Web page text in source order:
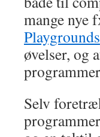
mange nye
Playgrounds
øvelser, og
Selv